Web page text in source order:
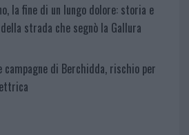
la fine di un lungo dolore: storia e
strada che segnò la Gallura
campagne di Berchidda, rischio per